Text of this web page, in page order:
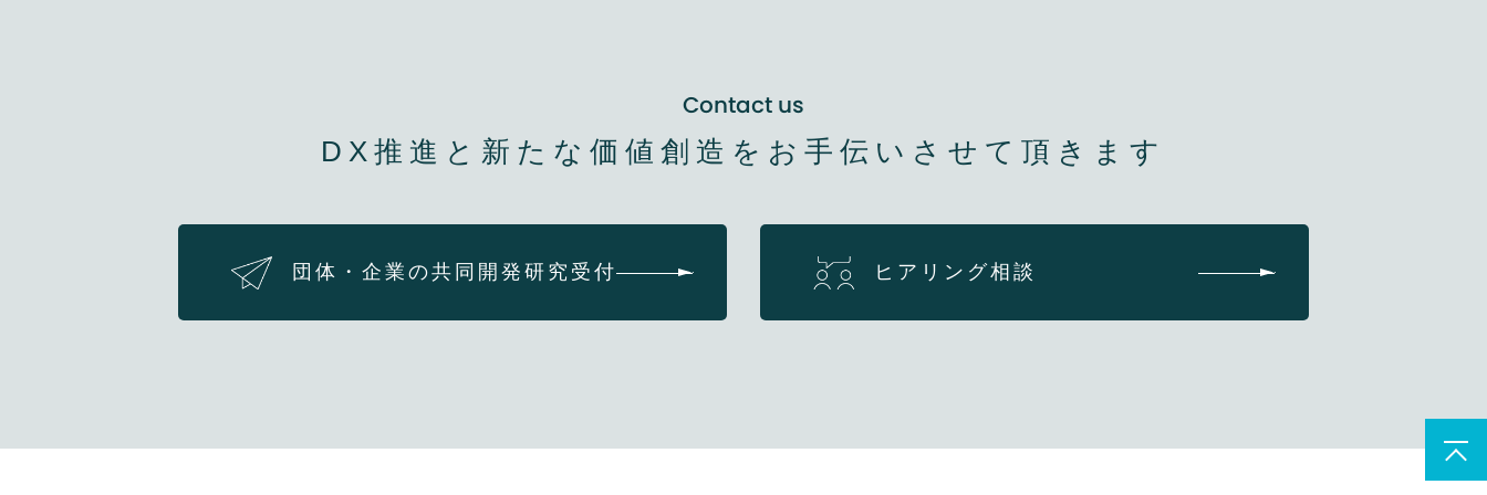
Contact us
DX推進と新たな価値創造を お手伝いさせて頂きます
団体・企業の共同開発研究受付 ヒアリング相談